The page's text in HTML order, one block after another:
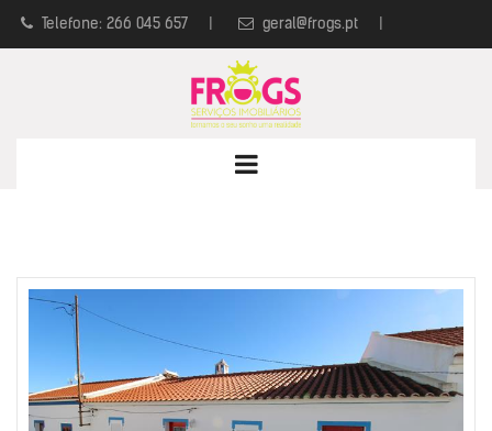
Telefone: 266 045 657 geral@frogs.pt
Política de Privacidade | Livro de Reclamações